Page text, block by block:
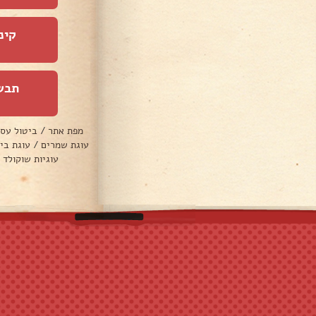
מפת אתר / ביטול
עוגת שמרים / עוגת
עוגיות